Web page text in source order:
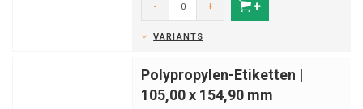
- +
VARIANTS
Polypropylen-Etiketten |
105,00 x 154,90 mm